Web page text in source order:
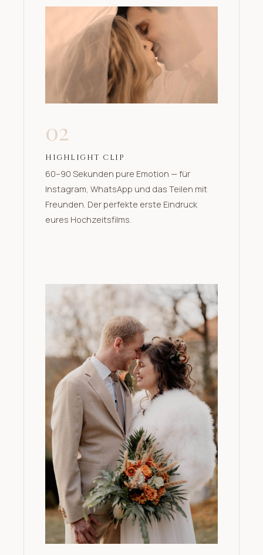
02
HIGHLIGHT CLIP
60–90 Sekunden pure Emotion — für
Instagram, WhatsApp und das Teilen mit
Freunden. Der perfekte erste Eindruck
eures Hochzeitsfilms.